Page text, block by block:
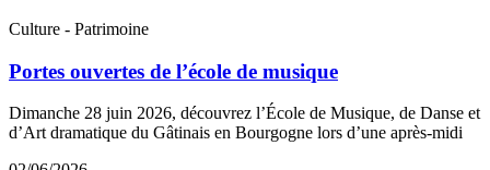
Culture - Patrimoine
Portes ouvertes de l’école de musique
Dimanche 28 juin 2026, découvrez l’École de Musique, de Danse et
d’Art dramatique du Gâtinais en Bourgogne lors d’une après-midi